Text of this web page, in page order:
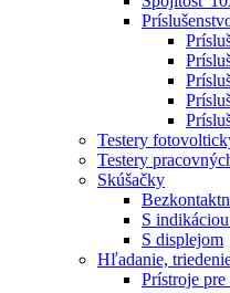
Testery
Testery
Skúšačky
S
S displejom
Hľadanie,
Prístroje